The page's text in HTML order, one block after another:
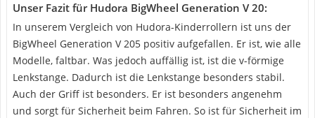
Unser Fazit für Hudora BigWheel Generation V 20:
In unserem Vergleich von Hudora-Kinderrollern ist uns der
BigWheel Generation V 205 positiv aufgefallen. Er ist, wie alle
Modelle, faltbar. Was jedoch auffällig ist, ist die v-förmige
Lenkstange. Dadurch ist die Lenkstange besonders stabil.
Auch der Griff ist besonders. Er ist besonders angenehm
und sorgt für Sicherheit beim Fahren. So ist für Sicherheit im